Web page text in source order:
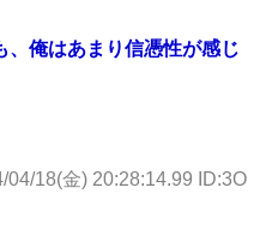
、俺はあまり信憑性が感じ
04/18(金) 20:28:14.99 ID:3O